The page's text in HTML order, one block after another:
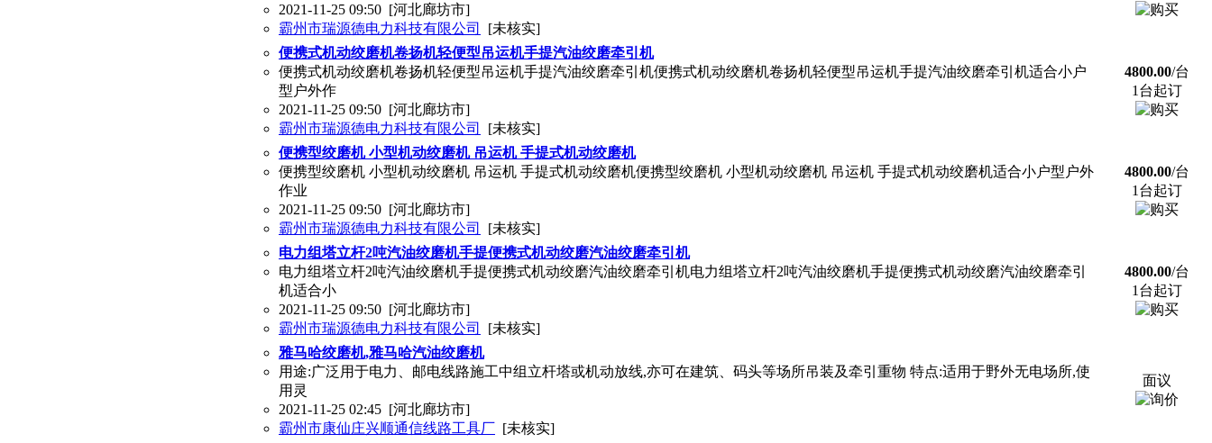
2021-11-25 09:50 [河北廊坊市]
霸州市瑞源德电力科技有限公司
[未核实]
便携式机动绞磨机卷扬机轻便型吊运机手提汽油绞磨牵引机
便携式机动绞磨机卷扬机轻便型吊运机手提汽油绞磨牵引机便携式机动绞磨机卷扬机轻便型吊运机手提汽油绞磨牵引机适合小户
型户外作
2021-11-25 09:50 [河北廊坊市]
霸州市瑞源德电力科技有限公司
[未核实]
4800.00/台
1台起订
便携型绞磨机 小型机动绞磨机 吊运机 手提式机动绞磨机
便携型绞磨机 小型机动绞磨机 吊运机 手提式机动绞磨机便携型绞磨机 小型机动绞磨机 吊运机 手提式机动绞磨机适合小户型户外
作业
2021-11-25 09:50 [河北廊坊市]
霸州市瑞源德电力科技有限公司
[未核实]
4800.00/台
1台起订
电力组塔立杆2吨汽油绞磨机手提便携式机动绞磨汽油绞磨牵引机
电力组塔立杆2吨汽油绞磨机手提便携式机动绞磨汽油绞磨牵引机电力组塔立杆2吨汽油绞磨机手提便携式机动绞磨汽油绞磨牵引
机适合小
2021-11-25 09:50 [河北廊坊市]
霸州市瑞源德电力科技有限公司
[未核实]
4800.00/台
1台起订
雅马哈绞磨机,雅马哈汽油绞磨机
用途:广泛用于电力、邮电线路施工中组立杆塔或机动放线,亦可在建筑、码头等场所吊装及牵引重物 特点:适用于野外无电场所,使
用灵
2021-11-25 02:45 [河北廊坊市]
霸州市康仙庄兴顺通信线路工具厂 [未核实]
面议